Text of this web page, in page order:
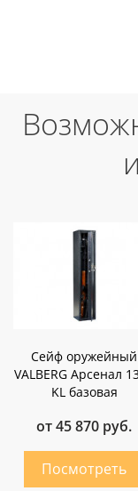
Сейф оружейный
VALBERG Арсенал
KL базовая
от 45 870 руб.